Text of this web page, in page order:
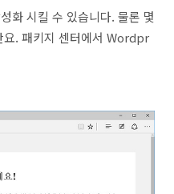
화 시킬 수 있습니다. 물론 몇
요. 패키지 센터에서 Wordpr